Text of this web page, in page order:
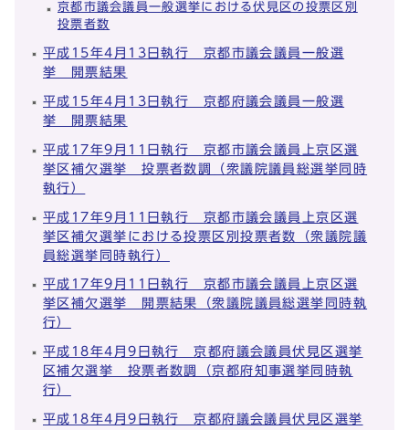
京都市議会議員一般選挙における伏見区の投票区別
投票者数
平成15年4月13日執行 京都市議会議員一般選
挙 開票結果
平成15年4月13日執行 京都府議会議員一般選
挙 開票結果
平成17年9月11日執行 京都市議会議員上京区選
挙区補欠選挙 投票者数調（衆議院議員総選挙同時
執行）
平成17年9月11日執行 京都市議会議員上京区選
挙区補欠選挙における投票区別投票者数（衆議院議
員総選挙同時執行）
平成17年9月11日執行 京都市議会議員上京区選
挙区補欠選挙 開票結果（衆議院議員総選挙同時執
行）
平成18年4月9日執行 京都府議会議員伏見区選挙
区補欠選挙 投票者数調（京都府知事選挙同時執
行）
平成18年4月9日執行 京都府議会議員伏見区選挙